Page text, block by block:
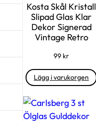
Kosta Skål Kristall
Slipad Glas Klar
Dekor Signerad
Vintage Retro
99 kr
Lägg i varukorgen